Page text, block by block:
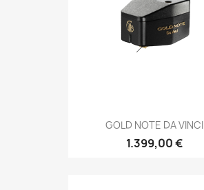
GOLD NOTE DA VINCI
1.399,00 €